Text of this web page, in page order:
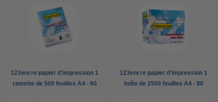
123encre papier d'impression 1
ramette de 500 feuilles A4 - 80
123encre papier d'impression 1
boîte de 2500 feuilles A4 - 80